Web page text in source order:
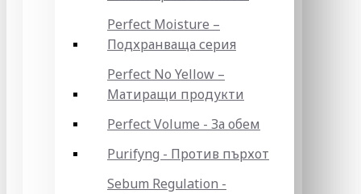
Perfect Moisture –
Подхранваща серия
Perfect No Yellow –
Матиращи продукти
Perfect Volume - За обем
Purifyng - Против пърхот
Sebum Regulation -